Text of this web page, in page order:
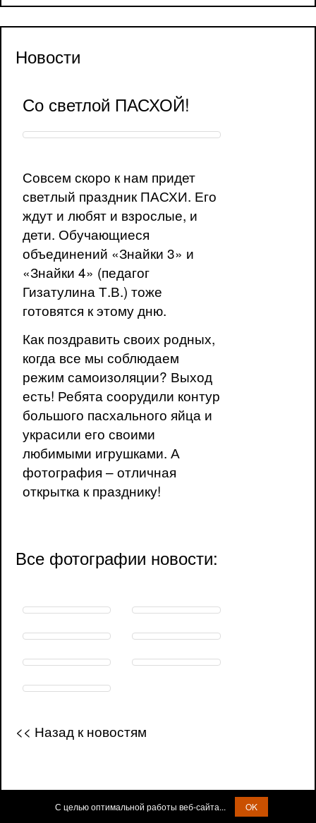
Новости
Со светлой ПАСХОЙ!
Совсем скоро к нам придет
светлый праздник ПАСХИ. Его
ждут и любят и взрослые, и
дети. Обучающиеся
объединений «Знайки 3» и
«Знайки 4» (педагог
Гизатулина Т.В.) тоже
готовятся к этому дню.
Как поздравить своих родных,
когда все мы соблюдаем
режим самоизоляции? Выход
есть! Ребята соорудили контур
большого пасхального яйца и
украсили его своими
любимыми игрушками. А
фотография – отличная
открытка к празднику!
Все фотографии новости:
<< Назад к новостям
С целью оптимальной работы веб-сайта... OK